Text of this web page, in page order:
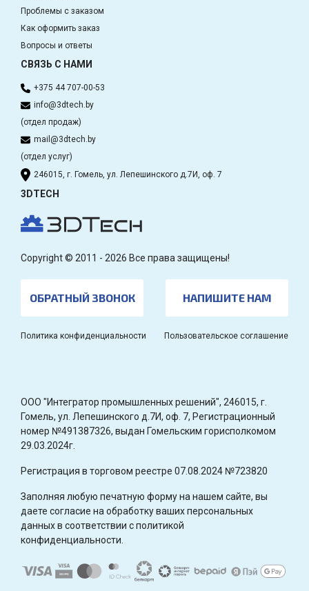
Проблемы с заказом
Как оформить заказ
Вопросы и ответы
СВЯЗЬ С НАМИ
+375 44 707-00-53
info@3dtech.by
(отдел продаж)
mail@3dtech.by
(отдел услуг)
246015, г. Гомель, ул. Лепешинского д.7И, оф. 7
3DTECH
Copyright © 2011 - 2026 Все права защищены!
ОБРАТНЫЙ ЗВОНОК НАПИШИТЕ НАМ
Политика конфиденциальности Пользовательское соглашение
OOO "Интегратор промышленных решений", 246015, г.
Гомель, ул. Лепешинского д.7И, оф. 7, Регистрационный
номер №491387326, выдан Гомельским горисполкомом
29.03.2024г.
Регистрация в торговом реестре 07.08.2024 №723820
Заполняя любую печатную форму на нашем сайте, вы
даете согласие на обработку ваших персональных
данных в соответствии с политикой
конфиденциальности.